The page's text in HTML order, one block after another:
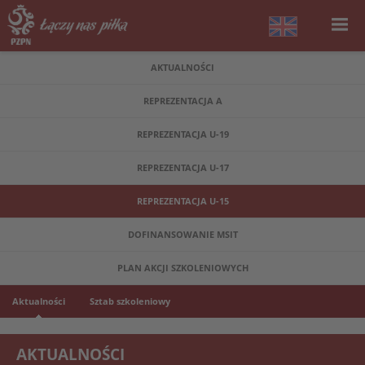
AKTUALNOŚCI
REPREZENTACJA A
REPREZENTACJA U-19
REPREZENTACJA U-17
REPREZENTACJA U-15
DOFINANSOWANIE MSIT
PLAN AKCJI SZKOLENIOWYCH
Aktualności Sztab szkoleniowy
AKTUALNOŚCI